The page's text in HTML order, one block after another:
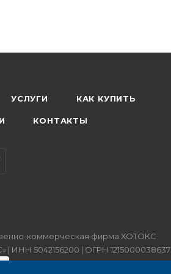
УСЛУГИ КАК КУПИТЬ
КОНТАКТЫ
коммерческая фирма ХОТОКС
5042156200 | ОГРН 1215000038637